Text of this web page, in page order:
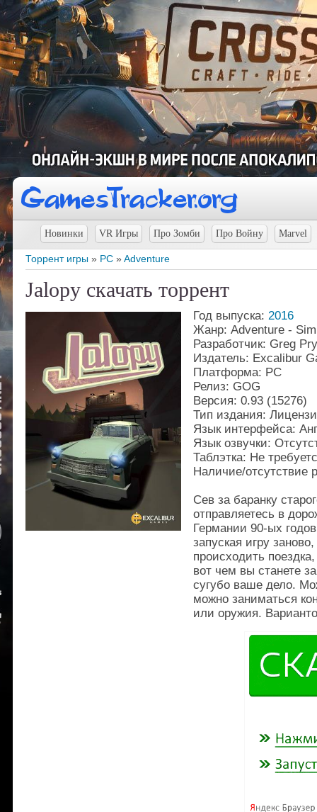
Новинки VR Игры Про Зомби Про Войну Marvel
Торрент игры » PC »Adventure
Jalopy скачать торрент
Год выпуска: 2016
Жанр: Adventure -
Разработчик: Greg
Издатель: Excalibur
Платформа: PC
Релиз: GOG
Версия: 0.93 (15276)
Тип издания:
Язык интерфейса:
Язык озвучки:
Таблэтка: Не
Наличие/отсутствие
Сев за баранку
отправляетесь в
Германии 90-ых
запуская игру
происходить
вот чем вы станете
сугубо ваше дело.
можно заниматься
или оружия.